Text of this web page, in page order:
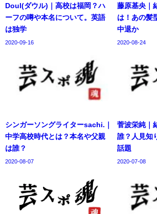
Doul(ダウル)｜高校は福岡？ハ
ーフの噂や本名について。英語
は独学
2020-09-16
藤原基央｜
は！あの髪
中退か
2020-08-24
シンガーソングライターsachi.｜
中学高校時代とは？本名や父親
は誰？
2020-08-07
菅波栄純｜
誰？人見知
話題
2020-07-08